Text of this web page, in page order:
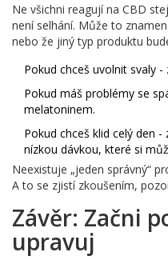
Ne všichni reagují na CBD
není selhání. Může to
nebo že jiný typ produktu
Pokud chceš uvolnit svaly
Pokud máš problémy se
melatoninem.
Pokud chceš klid celý den
nízkou dávkou, které si
Neexistuje „jeden správný“
A to se zjistí zkoušením,
Závěr: Začni
upravuj